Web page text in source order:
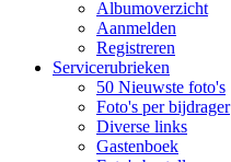
Albumoverzicht
Aanmelden
Registreren
Servicerubrieken
50 Nieuwste foto's
Foto's per bijdrager
Diverse links
Gastenboek